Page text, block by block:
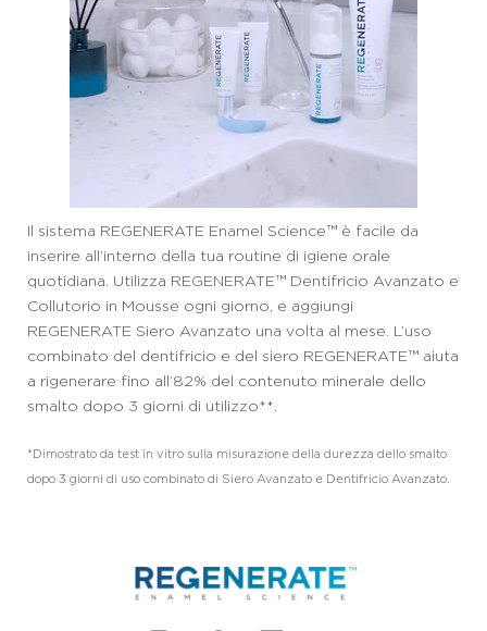
Il sistema REGENERATE Enamel Science™ è facile da
inserire all’interno della tua routine di igiene orale
quotidiana. Utilizza REGENERATE™ Dentifricio Avanzato e
Collutorio in Mousse ogni giorno, e aggiungi
REGENERATE Siero Avanzato una volta al mese. L’uso
combinato del dentifricio e del siero REGENERATE™ aiuta
a rigenerare fino all’82% del contenuto minerale dello
smalto dopo 3 giorni di utilizzo**.
*Dimostrato da test in vitro sulla misurazione della durezza dello smalto
dopo 3 giorni di uso combinato di Siero Avanzato e Dentifricio Avanzato.